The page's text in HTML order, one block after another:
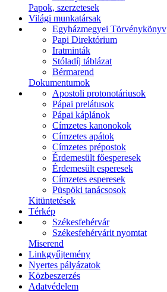
Papok, szerzetesek
Világi munkatársak
Egyházmegyei Törvénykönyv
Papi Direktórium
Iratminták
Stóladíj táblázat
Bérmarend
Dokumentumok
Apostoli protonotáriusok
Pápai prelátusok
Pápai káplánok
Címzetes kanonokok
Címzetes apátok
Címzetes prépostok
Érdemesült főesperesek
Érdemesült esperesek
Címzetes esperesek
Püspöki tanácsosok
Kitüntetések
Térkép
Székesfehérvár
Székesfehérvárit nyomtat
Miserend
Linkgyűjtemény
Nyertes pályázatok
Közbeszerzés
Adatvédelem